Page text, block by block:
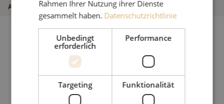
Artikel Nummer M20000146
Rahmen Ihrer Nutzung ihrer Dienste
gesammelt haben. Datenschutzrichtlinie
Unbedingt
erforderlich
Performance
Targeting Funktionalität